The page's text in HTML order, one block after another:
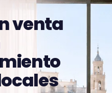
venta